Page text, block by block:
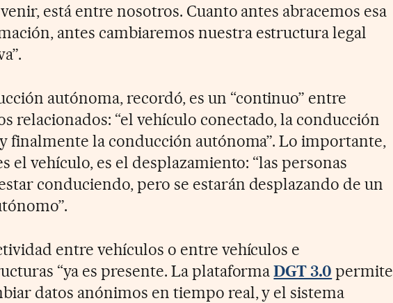
está entre nosotros. Cuanto antes abracemos esa
antes cambiaremos nuestra estructura legal
autónoma, recordó, es un “continuo” entre
relacionados: “el vehículo conectado, la conducción
finalmente la conducción autónoma”. Lo importante,
el vehículo, es el desplazamiento: “las personas
conduciendo, pero se estarán desplazando de un
entre vehículos o entre vehículos e
“ya es presente. La plataformaDGT 3.0 permite
datos anónimos en tiempo real, y el sistema